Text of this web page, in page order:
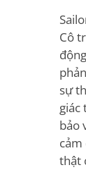
Cô
sự
giác
bảo
cảm
thật